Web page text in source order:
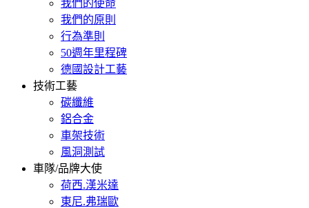
我們的使命
我們的原則
行為準則
50週年里程碑
德國設計工藝
技術工藝
碳纖維
鋁合金
車架技術
風洞測試
車隊/品牌大使
荷西.漢米達
東尼.弗瑞歐